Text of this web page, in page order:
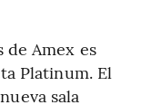
de Amex es
Platinum. El
sala